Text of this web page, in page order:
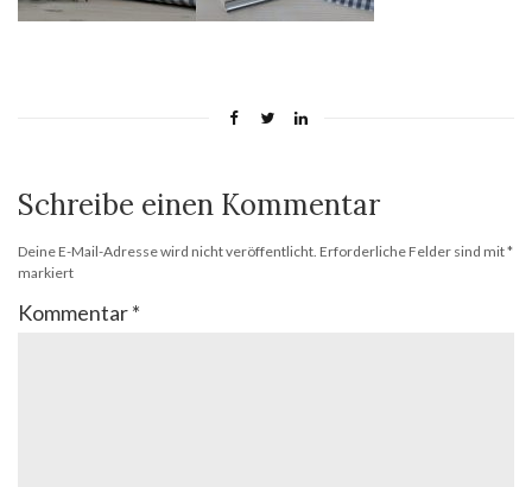
Schreibe einen Kommentar
Deine E-Mail-Adresse wird nicht veröffentlicht. Erforderliche Felder sind mit*
markiert
Kommentar*